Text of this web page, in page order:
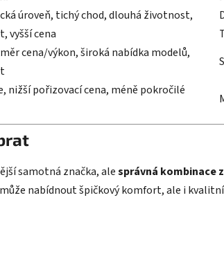
úroveň, tichý chod, dlouhá životnost,
vyšší cena
cena/výkon, široká nabídka modelů,
nižší pořizovací cena, méně pokročilé
samotná značka, alesprávná kombinace
nabídnout špičkový komfort, ale i